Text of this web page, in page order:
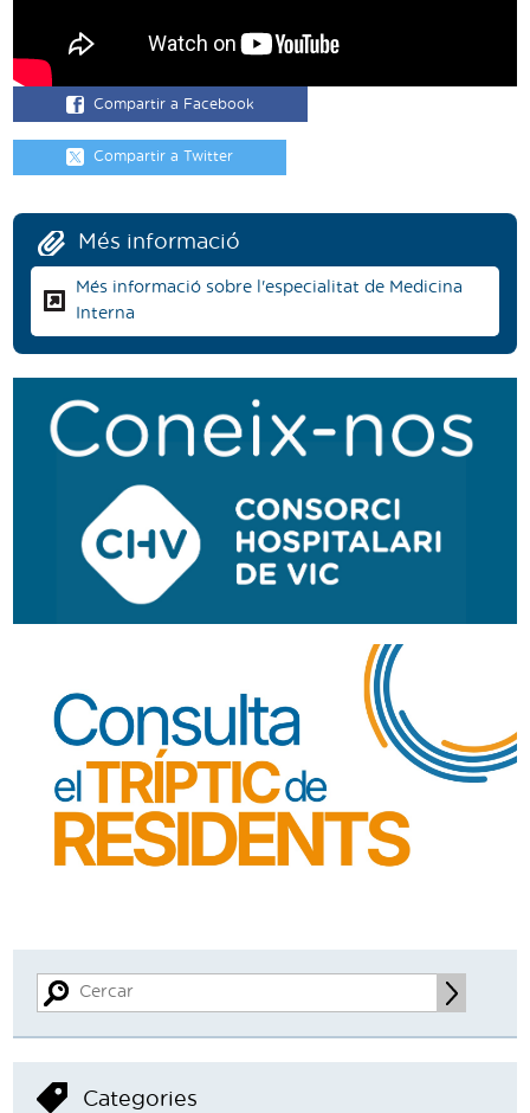
Compartir a Facebook
Compartir a Twitter
Més informació
Més informació sobre l'especialitat de Medicina
Interna
Categories